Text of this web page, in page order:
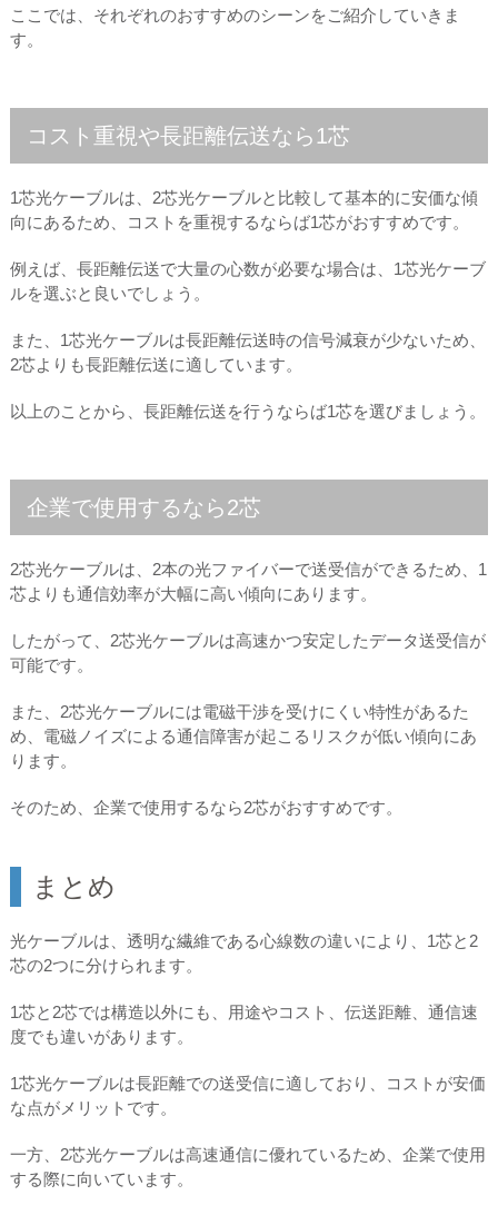
ここでは、それぞれのおすすめのシーンをご紹介していきま
す。
コスト重視や長距離伝送なら1芯
1芯光ケーブルは、2芯光ケーブルと比較して基本的に安価な傾
向にあるため、コストを重視するならば1芯がおすすめです。
例えば、長距離伝送で大量の心数が必要な場合は、1芯光ケーブ
ルを選ぶと良いでしょう。
また、1芯光ケーブルは長距離伝送時の信号減衰が少ないため、
2芯よりも長距離伝送に適しています。
以上のことから、長距離伝送を行うならば1芯を選びましょう。
企業で使用するなら2芯
2芯光ケーブルは、2本の光ファイバーで送受信ができるため、1
芯よりも通信効率が大幅に高い傾向にあります。
したがって、2芯光ケーブルは高速かつ安定したデータ送受信が
可能です。
また、2芯光ケーブルには電磁干渉を受けにくい特性があるた
め、電磁ノイズによる通信障害が起こるリスクが低い傾向にあ
ります。
そのため、企業で使用するなら2芯がおすすめです。
まとめ
光ケーブルは、透明な繊維である心線数の違いにより、1芯と2
芯の2つに分けられます。
1芯と2芯では構造以外にも、用途やコスト、伝送距離、通信速
度でも違いがあります。
1芯光ケーブルは長距離での送受信に適しており、コストが安価
な点がメリットです。
一方、2芯光ケーブルは高速通信に優れているため、企業で使用
する際に向いています。